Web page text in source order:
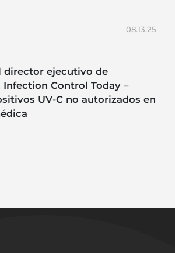
08.13.25
director ejecutivo de
Infection Control Today –
UV-C no autorizados en